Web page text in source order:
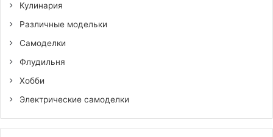
Кулинария
Различные модельки
Самоделки
Флудильня
Хобби
Электрические самоделки